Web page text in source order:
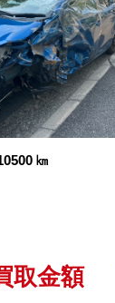
㎞
取金額